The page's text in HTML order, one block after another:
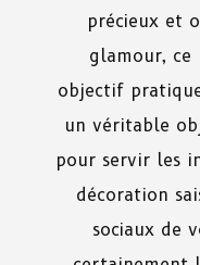
précieux et
glamour, ce
objectif
un véritable
pour servir les
décoration
sociaux de